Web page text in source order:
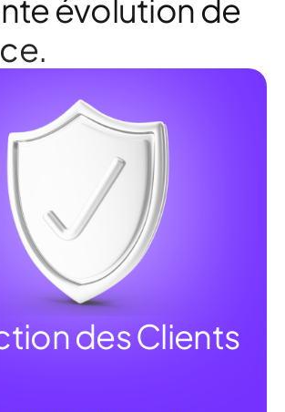
évolution de
des Clients